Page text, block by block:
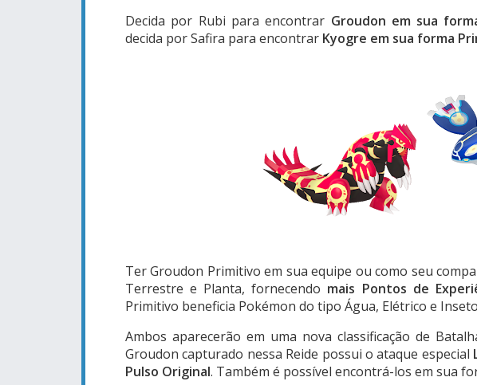
Decida por Rubi para encontrar Groudon em sua
decida por Safira para encontrar Kyogre em sua forma
Ter Groudon Primitivo em sua equipe ou como seu
Terrestre e Planta, fornecendo mais Pontos de
Primitivo beneficia Pokémon do tipo Água, Elétrico e
Ambos aparecerão em uma nova classificação de
Groudon capturado nessa Reide possui o ataque especial
Pulso Original. Também é possível encontrá-los em sua